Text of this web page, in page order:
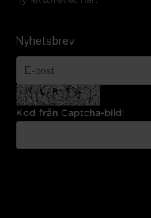
Nyhetsbrev
Kod från Captcha-bild: